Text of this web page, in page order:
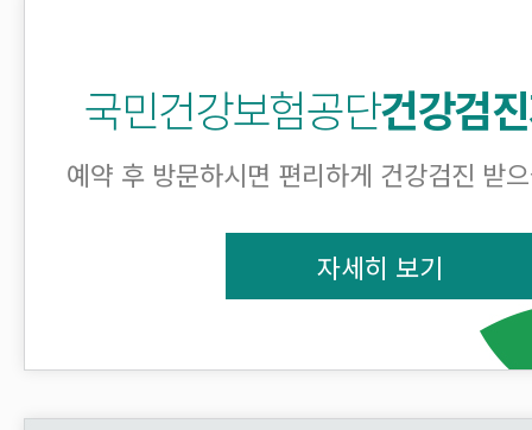
국민건강보험공단건강검
예약 후 방문하시면 편리하게 건강검진 받
자세히 보기